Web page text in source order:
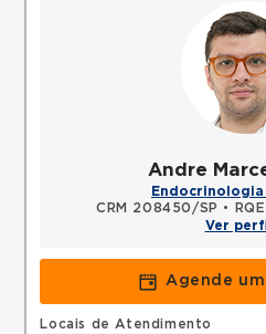
Andre
CRM 208450/SP •
Ver
Agende
Locais de Atendimento